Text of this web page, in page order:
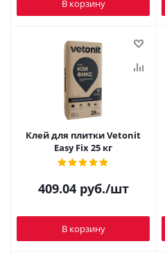
В корзину
Клей для плитки Vetonit
Easy Fix 25 кг
409.04руб./шт
В корзину